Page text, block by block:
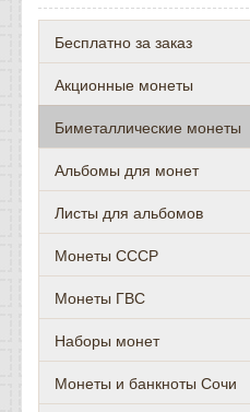
Бесплатно за заказ
Акционные монеты
Биметаллические монеты
Альбомы для монет
Листы для альбомов
Монеты СССР
Монеты ГВС
Наборы монет
Монеты и банкноты Сочи